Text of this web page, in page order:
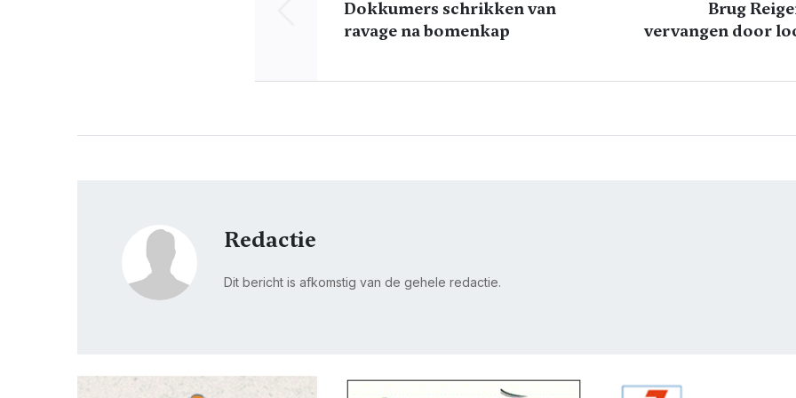
Dokkumers schrikken van
ravage na bomenkap
Brug
vervangen door
Redactie
Dit bericht is afkomstig van de gehele redactie.